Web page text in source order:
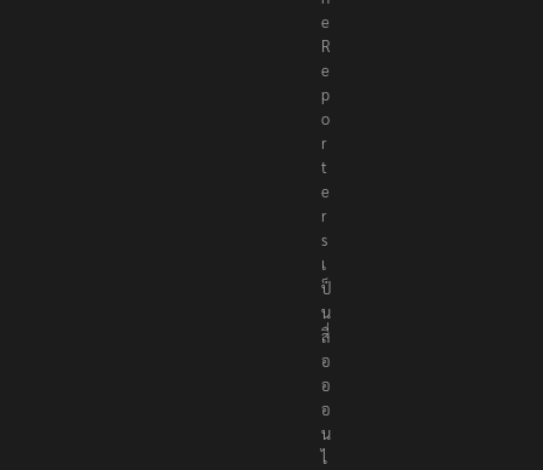
e
R
e
p
o
r
t
e
r
s
เ
ป็
น
สื่
อ
อ
อ
น
ไ